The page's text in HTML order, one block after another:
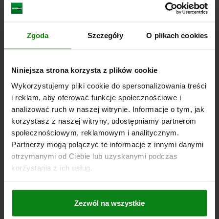
Zgoda Szczegóły O plikach cookies
Niniejsza strona korzysta z plików cookie
Wykorzystujemy pliki cookie do spersonalizowania treści
i reklam, aby oferować funkcje społecznościowe i
analizować ruch w naszej witrynie. Informacje o tym, jak
korzystasz z naszej witryny, udostępniamy partnerom
społecznościowym, reklamowym i analitycznym.
Partnerzy mogą połączyć te informacje z innymi danymi
otrzymanymi od Ciebie lub uzyskanymi podczas
korzystania z ich usług.
Zezwól na wszystkie
B1=38, B3=32/36/42, STAL, KOMP:STAL DO
NAWEGLANIA
B=90 SZEROKOŚĆ ROWKA TEOWEGO=32/36/42 B1=38
1 624,26 PLN
plus VAT
plus koszty wysyłki
SZCZEGÓŁY
SZCZEGÓŁY